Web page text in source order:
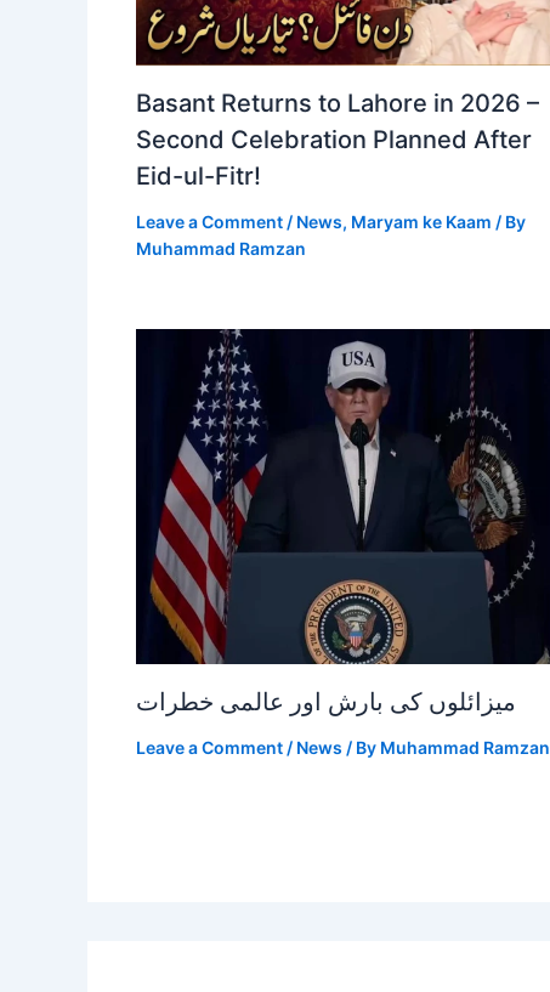
Basant Returns to Lahore in 2026 –
Second Celebration Planned After
Eid-ul-Fitr!
Leave a Comment / News, Maryam ke Kaam / By
Muhammad Ramzan
میزائلوں کی بارش اور عالمی خطرات
Leave a Comment / News / By Muhammad Ramzan